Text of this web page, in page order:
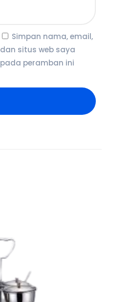
Simpan nama, email,
dan situs web saya
pada peramban ini